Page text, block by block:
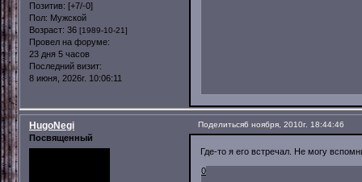
Позитив: [+7/-0]
Пол: Мужской
Возраст: 36 [1989-10-21]
Провел на форуме:
23 дня 5 часов
Последний визит:
8 июня, 2026г. 10:06:11
Поделиться6 ноября, 2010г. 18:44:46
HugoNegi
Посвященный
Где-то я его встречал. Не могу
0